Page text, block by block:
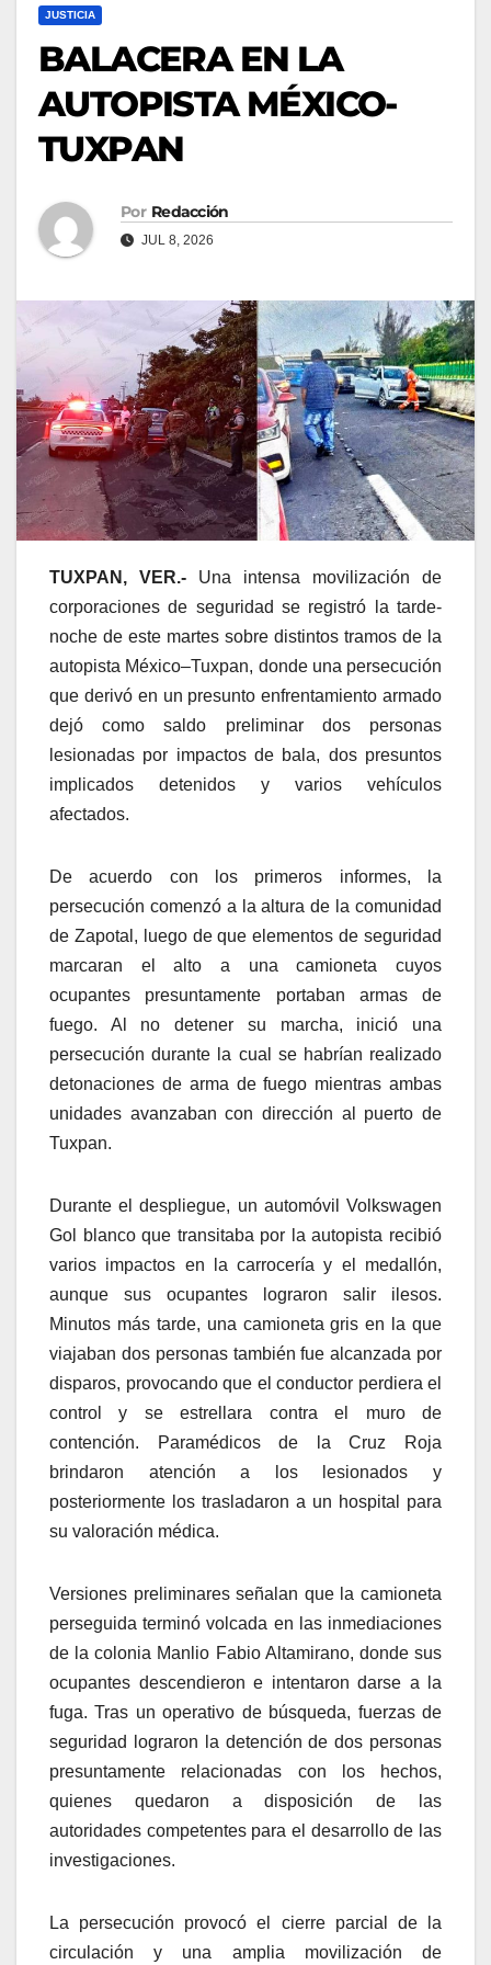
JUSTICIA
BALACERA EN LA
AUTOPISTA MÉXICO-
TUXPAN
Por Redacción
JUL 8, 2026
TUXPAN, VER.- Una intensa movilización de
corporaciones de seguridad se registró la tarde-
noche de este martes sobre distintos tramos de la
autopista México–Tuxpan, donde una persecución
que derivó en un presunto enfrentamiento armado
dejó como saldo preliminar dos personas
lesionadas por impactos de bala, dos presuntos
implicados detenidos y varios vehículos
afectados.
De acuerdo con los primeros informes, la
persecución comenzó a la altura de la comunidad
de Zapotal, luego de que elementos de seguridad
marcaran el alto a una camioneta cuyos
ocupantes presuntamente portaban armas de
fuego. Al no detener su marcha, inició una
persecución durante la cual se habrían realizado
detonaciones de arma de fuego mientras ambas
unidades avanzaban con dirección al puerto de
Tuxpan.
Durante el despliegue, un automóvil Volkswagen
Gol blanco que transitaba por la autopista recibió
varios impactos en la carrocería y el medallón,
aunque sus ocupantes lograron salir ilesos.
Minutos más tarde, una camioneta gris en la que
viajaban dos personas también fue alcanzada por
disparos, provocando que el conductor perdiera el
control y se estrellara contra el muro de
contención. Paramédicos de la Cruz Roja
brindaron atención a los lesionados y
posteriormente los trasladaron a un hospital para
su valoración médica.
Versiones preliminares señalan que la camioneta
perseguida terminó volcada en las inmediaciones
de la colonia Manlio Fabio Altamirano, donde sus
ocupantes descendieron e intentaron darse a la
fuga. Tras un operativo de búsqueda, fuerzas de
seguridad lograron la detención de dos personas
presuntamente relacionadas con los hechos,
quienes quedaron a disposición de las
autoridades competentes para el desarrollo de las
investigaciones.
La persecución provocó el cierre parcial de la
circulación y una amplia movilización de